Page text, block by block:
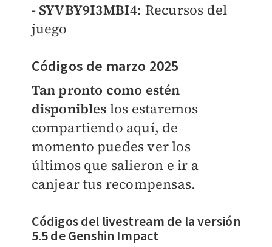
- SYVBY9I3MBI4: Recursos del
juego
Códigos de marzo 2025
Tan pronto como estén
disponibles los estaremos
compartiendo aquí, de
momento puedes ver los
últimos que salieron e ir a
canjear tus recompensas.
Códigos del livestream de la versión
5.5 de Genshin Impact